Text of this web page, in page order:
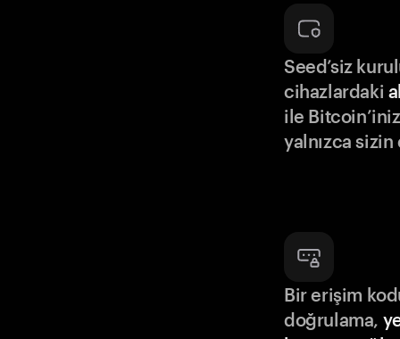
Seed’siz
cihazlardaki
ile
yalnızca
Bir erişim
doğrulama,